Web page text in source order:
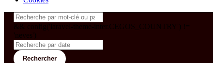
&& config('laravel-theme-inter.CEGOS_COUNTRY') !=
'neves')
Rechercher